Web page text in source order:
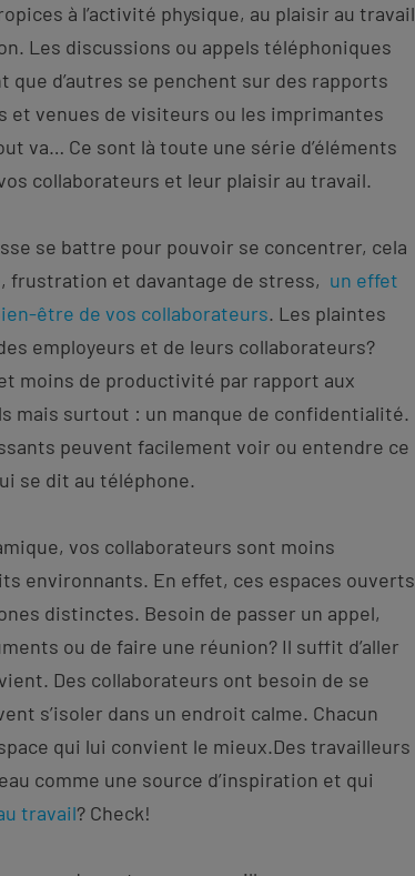
à l’activité physique, au plaisir au travail
Les discussions ou appels téléphoniques
que d’autres se penchent sur des rapports
et venues de visiteurs ou les imprimantes
va… Ce sont là toute une série d’éléments
collaborateurs et leur plaisir au travail.
se battre pour pouvoir se concentrer, cela
frustration et davantage de stress, un effet
être de vos collaborateurs. Les plaintes
employeurs et de leurs collaborateurs?
moins de productivité par rapport aux
mais surtout : un manque de confidentialité.
peuvent facilement voir ou entendre ce
se dit au téléphone.
vos collaborateurs sont moins
environnants. En effet, ces espaces ouverts
distinctes. Besoin de passer un appel,
ou de faire une réunion? Il suffit d’aller
Des collaborateurs ont besoin de se
s’isoler dans un endroit calme. Chacun
qui lui convient le mieux.Des travailleurs
comme une source d’inspiration et qui
travail? Check!